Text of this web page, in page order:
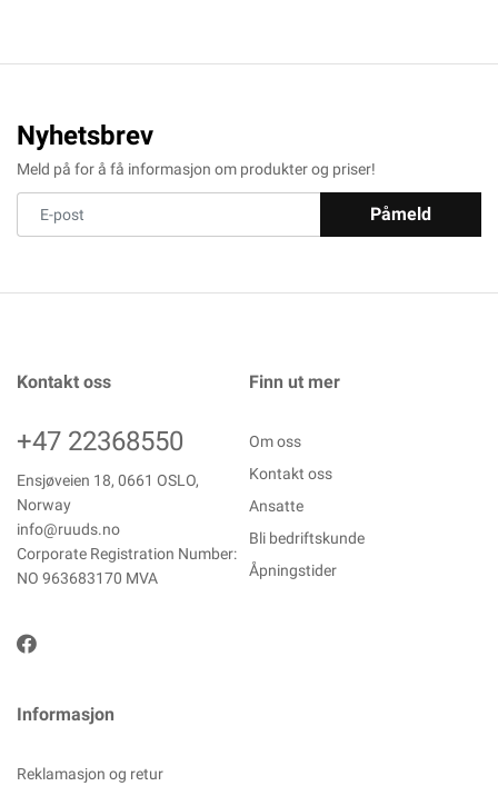
Nyhetsbrev
Meld på for å få informasjon om produkter og priser!
Påmeld
Kontakt oss
+47 22368550
Ensjøveien 18, 0661 OSLO,
Norway
info@ruuds.no
Corporate Registration Number:
NO 963683170 MVA
Finn ut mer
Om oss
Kontakt oss
Ansatte
Bli bedriftskunde
Åpningstider
Informasjon
Reklamasjon og retur